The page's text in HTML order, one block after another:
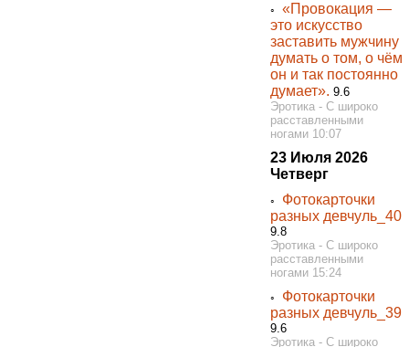
◦«Провокация —
это искусство
заставить мужчину
думать о том, о чём
он и так постоянно
думает». 9.6
Эротика - С широко
расставленными
ногами 10:07
23 Июля 2026
Четверг
◦ Фотокарточки
разных девчуль_40
9.8
Эротика - С широко
расставленными
ногами 15:24
◦ Фотокарточки
разных девчуль_39
9.6
Эротика - С широко